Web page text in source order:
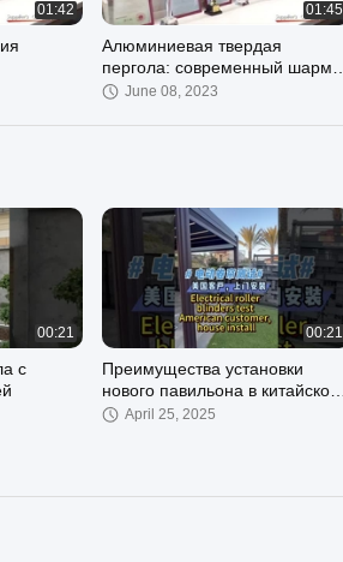
01:42 01:45
Алюминиевая твердая
пергола: современный шарм
на открытом воздухе
June 08, 2023
00:21
с
00:21
Преимущества установки
нового павильона в китайском
стиле из алюминиевого сплава
April 25, 2025